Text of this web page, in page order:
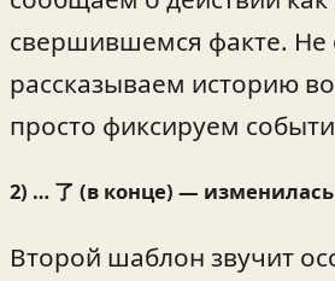
свершившемся факте. Не
рассказываем историю
просто фиксируем
2) … 了 (в конце) —
Второй шаблон звучит